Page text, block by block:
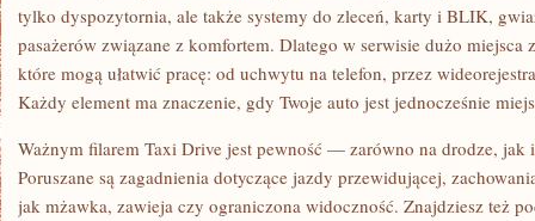
tylko dyspozytornia, ale także systemy do zleceń, karty i BLIK,
pasażerów związane z komfortem. Dlatego w serwisie dużo
które mogą ułatwić pracę: od uchwytu na telefon, przez
Każdy element ma znaczenie, gdy Twoje auto jest jednocześnie
Ważnym filarem Taxi Drive jest pewność — zarówno na drodze,
Poruszane są zagadnienia dotyczące jazdy przewidującej,
jak mżawka, zawieja czy ograniczona widoczność. Znajdziesz też